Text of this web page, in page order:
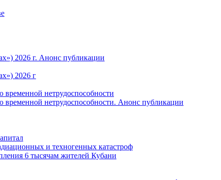
2026 г. Анонс публикации
2026 г
временной нетрудоспособности
временной нетрудоспособности. Анонс публикации
и техногенных катастроф
6 тысячам жителей Кубани